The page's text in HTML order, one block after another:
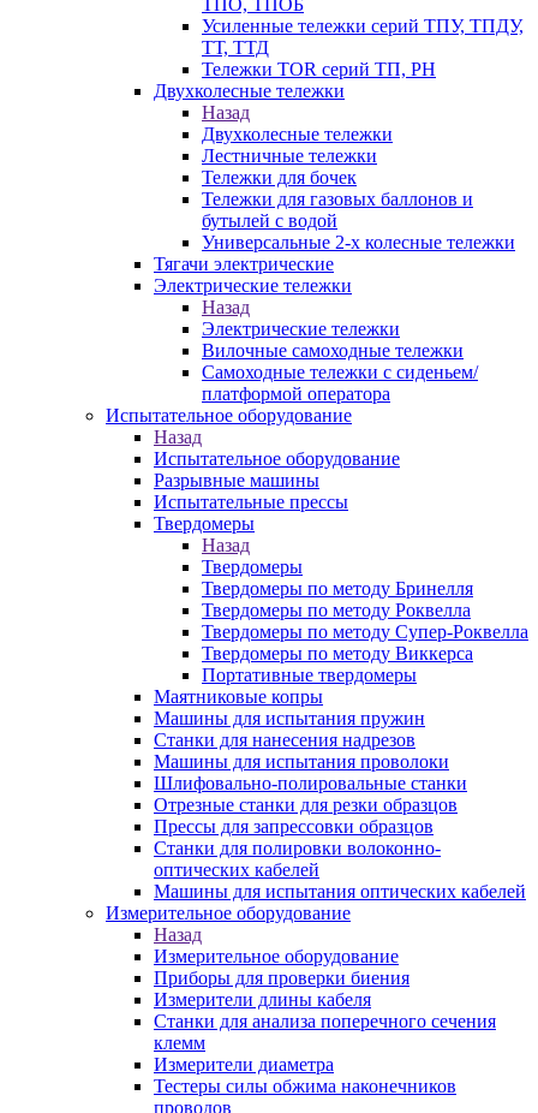
ТПО, ТПОБ
Усиленные тележки серий ТПУ, ТПДУ,
ТТ, ТТД
Тележки TOR серий ТП, PH
Двухколесные тележки
Назад
Двухколесные тележки
Лестничные тележки
Тележки для бочек
Тележки для газовых баллонов и
бутылей с водой
Универсальные 2-х колесные тележки
Тягачи электрические
Электрические тележки
Назад
Электрические тележки
Вилочные самоходные тележки
Самоходные тележки с сиденьем/
платформой оператора
Испытательное оборудование
Назад
Испытательное оборудование
Разрывные машины
Испытательные прессы
Твердомеры
Назад
Твердомеры
Твердомеры по методу Бринелля
Твердомеры по методу Роквелла
Твердомеры по методу Супер-Роквелла
Твердомеры по методу Виккерса
Портативные твердомеры
Маятниковые копры
Машины для испытания пружин
Станки для нанесения надрезов
Машины для испытания проволоки
Шлифовально-полировальные станки
Отрезные станки для резки образцов
Прессы для запрессовки образцов
Станки для полировки волоконно-
оптических кабелей
Машины для испытания оптических кабелей
Измерительное оборудование
Назад
Измерительное оборудование
Приборы для проверки биения
Измерители длины кабеля
Станки для анализа поперечного сечения
клемм
Измерители диаметра
Тестеры силы обжима наконечников
проводов